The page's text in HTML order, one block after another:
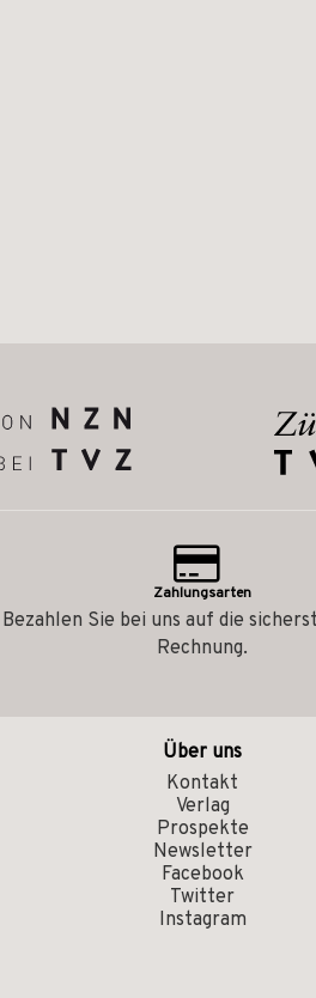
Zahlungsarten
Bezahlen Sie bei uns auf die
Rechnung.
Über uns
Kontakt
Verlag
Prospekte
Newsletter
Facebook
Twitter
Instagram